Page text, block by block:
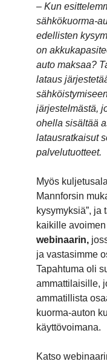
– Kun
sähkökuorma-
edellisten
on
auto maksaa?
lataus
järjestelmästä,
ohella sisältää
latausratkaisut
palvelutuotteet.
Myös
Mannforsin
kysymyksiä”, ja
kaikille
webinaarin,
ja vastasimme
Tapahtuma oli
ammattilaisille,
ammatillista
kuorma-auton
käyttövoimana.
Katso